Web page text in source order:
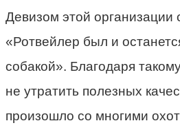
Девизом этой организации
«Ротвейлер был и
собакой». Благодаря
не утратить полезных
произошло со многими